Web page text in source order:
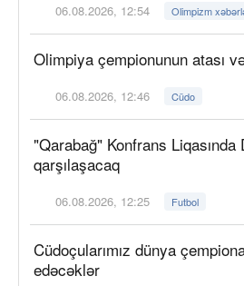
06.08.2026, 12:54 Olimpizm
Olimpiya çempionunun atası
06.08.2026, 12:46 Cüdo
"Qarabağ" Konfrans
qarşılaşacaq
06.08.2026, 12:25 Futbol
Cüdoçularımız dünya
edəcəklər